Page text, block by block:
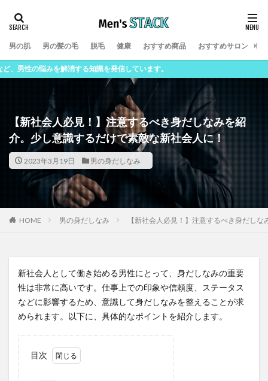
男の肌 男の髪の毛 脱毛 健康 おすすめ商品 おすすめサロン
を解消する知識を発信しています。
【新社会人必見！】注意するべき身だしなみを紹
介。少し意識するだけで素敵な新社会人に！
2023年3月19日 男の身だしなみ
HOME 男の身だしなみ 【新社会人必見！】注意するべき身だし
新社会人として働き始める男性にとって、身だしなみの重要
性は非常に高いです。仕事上での印象や信頼度、ステータス
などに影響するため、意識して身だしなみを整えることが求
められます。以下に、具体的なポイントを紹介します。
目次